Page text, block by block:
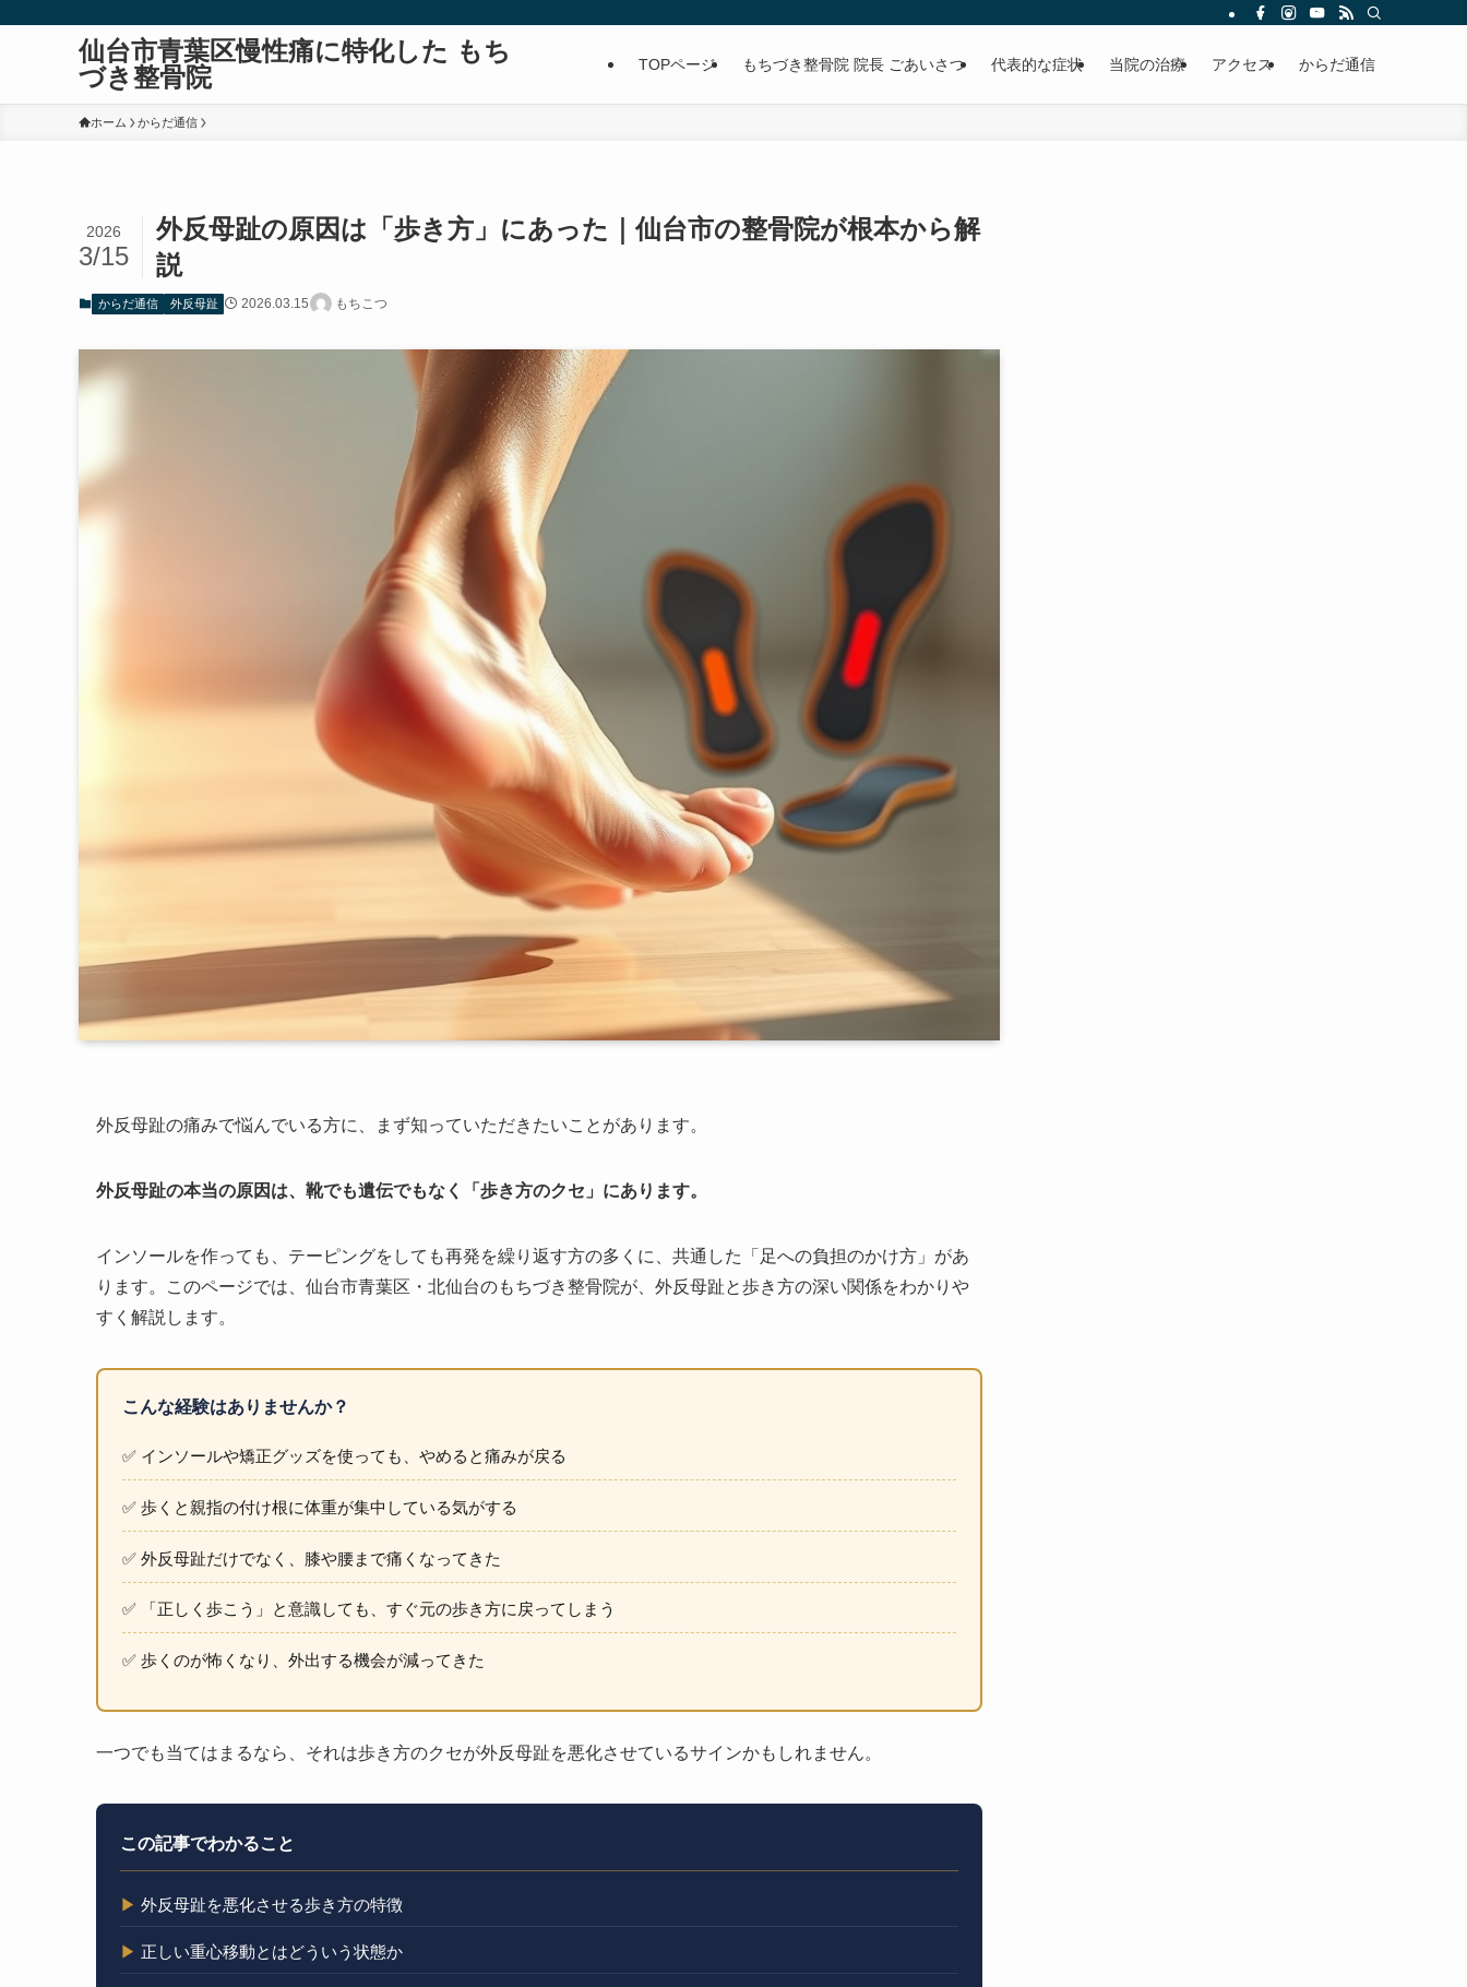
仙台市青葉区慢性痛に特化した もち
づき整骨院
TOPページ もちづき整骨院 院長 ごあいさつ 代表的な症状 当院の治療 アクセス からだ通信
ホーム からだ通信
外反母趾の原因は「歩き方」にあった｜仙台市の整骨院が根本から解
説
2026
3/15
からだ通信 外反母趾 2026.03.15 もちこつ
外反母趾の痛みで悩んでいる方に、まず知っていただきたいことがあります。
外反母趾の本当の原因は、靴でも遺伝でもなく「歩き方のクセ」にあります。
インソールを作っても、テーピングをしても再発を繰り返す方の多くに、共通した「足への負担のかけ方」があ
ります。このページでは、仙台市青葉区・北仙台のもちづき整骨院が、外反母趾と歩き方の深い関係をわかりや
すく解説します。
こんな経験はありませんか？
✅ インソールや矯正グッズを使っても、やめると痛みが戻る
✅ 歩くと親指の付け根に体重が集中している気がする
✅ 外反母趾だけでなく、膝や腰まで痛くなってきた
✅ 「正しく歩こう」と意識しても、すぐ元の歩き方に戻ってしまう
✅ 歩くのが怖くなり、外出する機会が減ってきた
一つでも当てはまるなら、それは歩き方のクセが外反母趾を悪化させているサインかもしれません。
この記事でわかること
▶ 外反母趾を悪化させる歩き方の特徴
▶ 正しい重心移動とはどういう状態か